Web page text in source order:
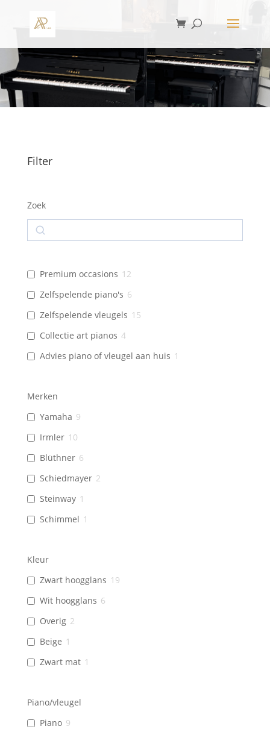
Filter
Zoek
Zoek
Premium occasions 12
Zelfspelende piano's 6
Zelfspelende vleugels 15
Collectie art pianos 4
Advies piano of vleugel aan huis 1
Merken
Yamaha 9
Irmler 10
Blüthner 6
Schiedmayer 2
Steinway 1
Schimmel 1
Kleur
Zwart hoogglans 19
Wit hoogglans 6
Overig 2
Beige 1
Zwart mat 1
Piano/vleugel
Piano 9